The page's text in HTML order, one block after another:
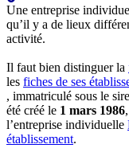
Une entreprise
qu’il y a de lieux
activité.
Il faut bien distinguer la
les fiches de ses
, immatriculé sous le
été créé le 1 mars 1986
l’entreprise individuelle
établissement.